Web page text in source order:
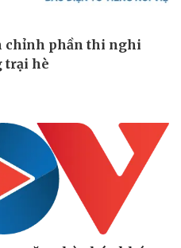
Công nghệ
Sành điệu
Tin Công nghệ